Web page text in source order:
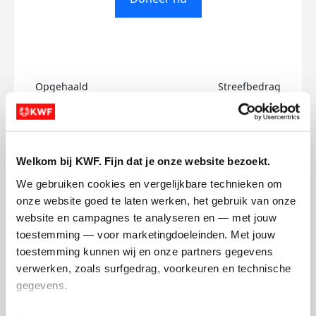
Welkom bij KWF. Fijn dat je onze website bezoekt.
We gebruiken cookies en vergelijkbare technieken om
onze website goed te laten werken, het gebruik van onze
website en campagnes te analyseren en — met jouw
toestemming — voor marketingdoeleinden. Met jouw
toestemming kunnen wij en onze partners gegevens
verwerken, zoals surfgedrag, voorkeuren en technische
gegevens.
Opgehaald
€0
Streefbedrag
€500
Diny-'s badges